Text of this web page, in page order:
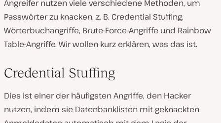
Angreifer nutzen viele verschiedene Methoden, um
Passwörter zu knacken, z. B. Credential Stuffing,
Wörterbuchangriffe, Brute-Force-Angriffe und Rainbow
Table-Angriffe. Wir wollen kurz erklären, was das ist.
Credential Stuffing
Dies ist einer der häufigsten Angriffe, den Hacker
nutzen, indem sie Datenbanklisten mit geknackten